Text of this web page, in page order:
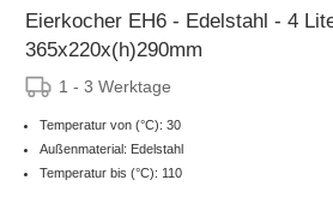
Eierkocher EH6 - Edelstahl - 4
365x220x(h)290mm
1 - 3 Werktage
Temperatur von (°C): 30
Außenmaterial: Edelstahl
Temperatur bis (°C): 110